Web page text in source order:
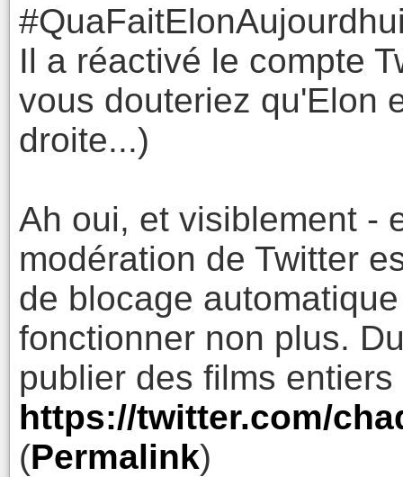
Il a réactivé le compte
vous douteriez qu'Elon
droite...)
Ah oui, et visiblement -
modération de Twitter
de blocage
fonctionner non plus.
publier des films
https://twitter.com/
(Permalink)